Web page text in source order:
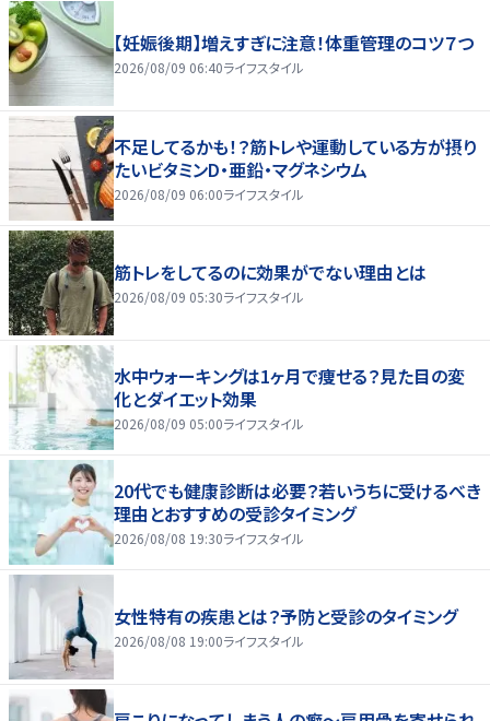
【妊娠後期】増えすぎに注意！体重管理のコツ７つ
2026/08/09 06:40ライフスタイル
不足してるかも！？筋トレや運動している方が摂り
たいビタミンD・亜鉛・マグネシウム
2026/08/09 06:00ライフスタイル
筋トレをしてるのに効果がでない理由とは
2026/08/09 05:30ライフスタイル
水中ウォーキングは1ヶ月で痩せる？見た目の変
化とダイエット効果
2026/08/09 05:00ライフスタイル
20代でも健康診断は必要？若いうちに受けるべき
理由とおすすめの受診タイミング
2026/08/08 19:30ライフスタイル
女性特有の疾患とは？予防と受診のタイミング
2026/08/08 19:00ライフスタイル